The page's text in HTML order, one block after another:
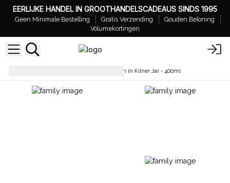
EERLIJKE HANDEL IN GROOTHANDELSCADEAUS SINDS 1995
Geen Minimale Bestelling Gratis Verzending
Gouden Beloning
Volumekortingen
Sojawas Kaarsen in Kilner Jar - 400ml